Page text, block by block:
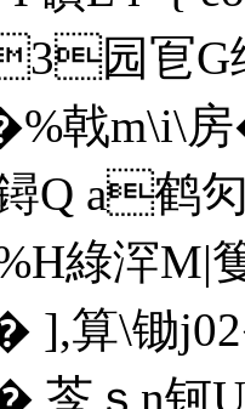
园冟
戟m\i\
a鹤
綠浫M|篗
],算\锄
莟ｓn钶U